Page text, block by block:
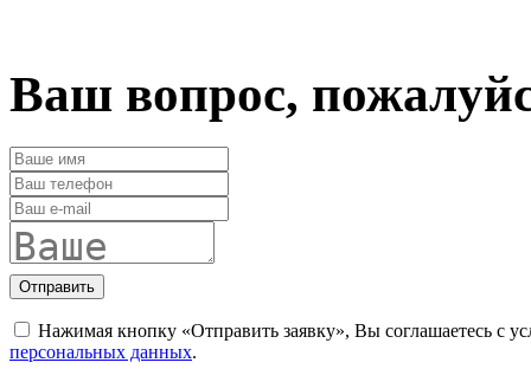
Ваш вопрос,
Отправить
Нажимая кнопку «Отправить заявку», Вы соглашаетесь с
персональных данных.